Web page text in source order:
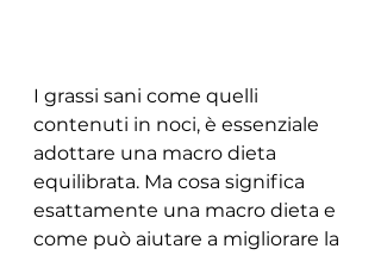
I grassi sani come quelli
contenuti in noci, è essenziale
adottare una macro dieta
equilibrata. Ma cosa significa
esattamente una macro dieta e
come può aiutare a migliorare la